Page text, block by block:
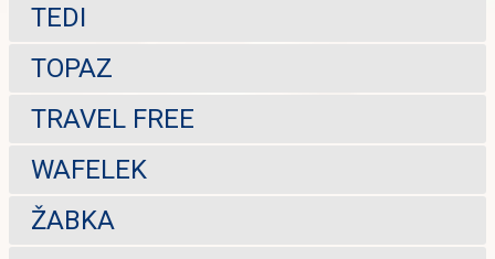
TEDI
TOPAZ
TRAVEL FREE
WAFELEK
ŽABKA